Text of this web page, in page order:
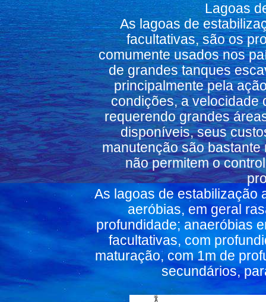
Lagoas
As lagoas de
facultativas, são os
comumente usados nos
de grandes tanques
principalmente pela
condições, a velocidade
requerendo grandes
disponíveis, seus
manutenção são
não permitem o
As lagoas de estabilização
aeróbias, em geral
profundidade; anaeróbias
facultativas, com
maturação, com 1m de
secundários,